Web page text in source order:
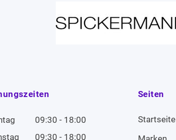
09:30 - 18:00
09:30 - 18:00
Seiten
Startseite